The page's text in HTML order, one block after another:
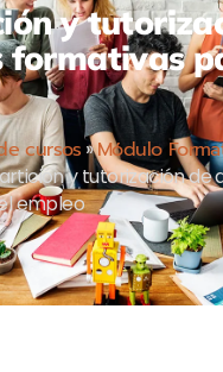
y
formativas
cursos »Módulo
y tutorización de
empleo